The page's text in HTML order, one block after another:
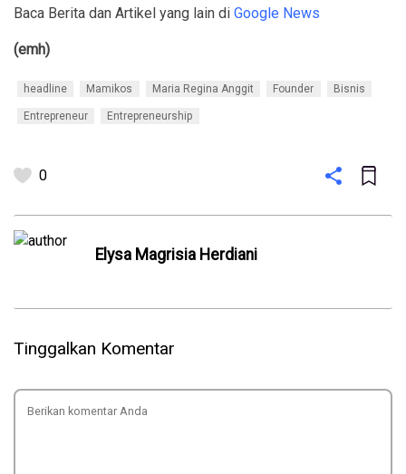
Baca Berita dan Artikel yang lain di Google News
(emh)
headline Mamikos Maria Regina Anggit Founder Bisnis
Entrepreneur Entrepreneurship
0
Elysa Magrisia Herdiani
Tinggalkan Komentar